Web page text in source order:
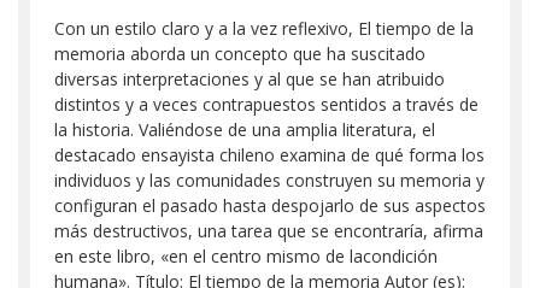
Con un estilo claro y a la vez reflexivo, El tiempo de la
memoria aborda un concepto que ha suscitado
diversas interpretaciones y al que se han atribuido
distintos y a veces contrapuestos sentidos a través de
la historia. Valiéndose de una amplia literatura, el
destacado ensayista chileno examina de qué forma los
individuos y las comunidades construyen su memoria y
configuran el pasado hasta despojarlo de sus aspectos
más destructivos, una tarea que se encontraría, afirma
en este libro, «en el centro mismo de lacondición
humana». Título: El tiempo de la memoria Autor (es):